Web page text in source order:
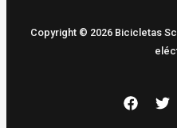
Copyright © 2026 Bicicletas